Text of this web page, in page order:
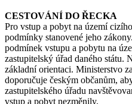
CESTOVÁNÍ DO ŘECKA
Pro vstup a pobyt na území
podmínky stanovené jeho
podmínek vstupu a pobytu na
zastupitelský úřad daného státu.
základní orientaci. Ministerstvo
doporučuje českým občanům,
zastupitelského úřadu
vstup a pobyt nezměnily.